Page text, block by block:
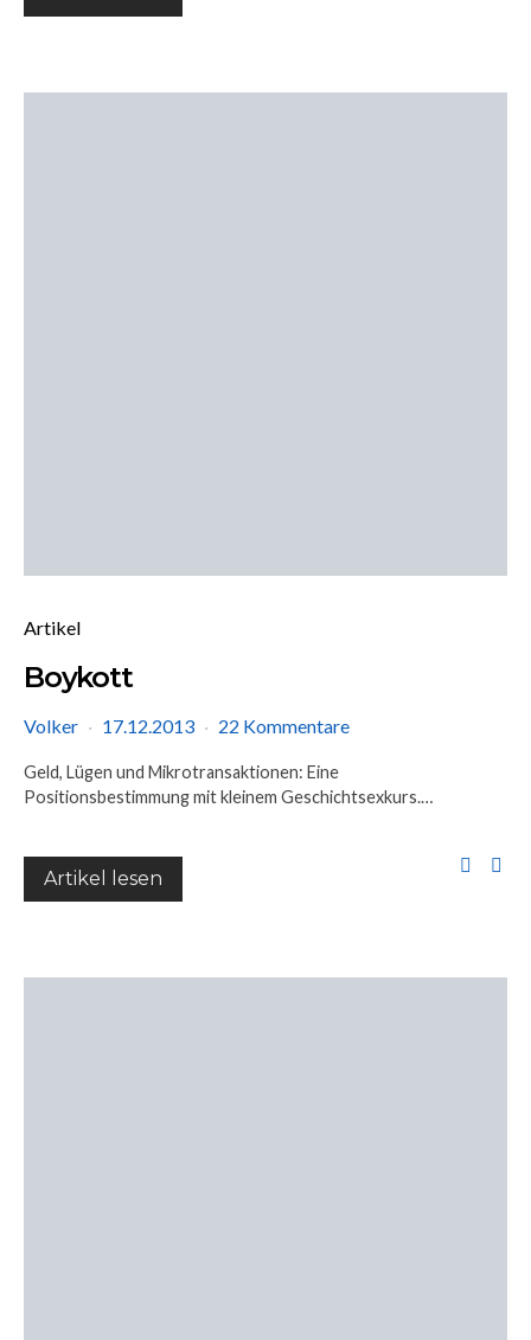
Artikel
Boykott
Volker 17.12.2013 22 Kommentare
Geld, Lügen und Mikrotransaktionen: Eine
Positionsbestimmung mit kleinem Geschichtsexkurs.…
Artikel lesen